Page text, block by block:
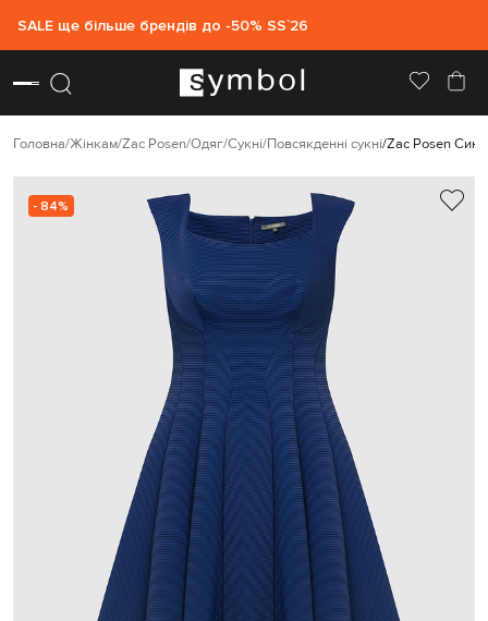
SALE ще більше брендів до -50% SS`26
Головна Жінкам Zac Posen Одяг Сукні Повсякденні сукні Zac Posen
- 84%